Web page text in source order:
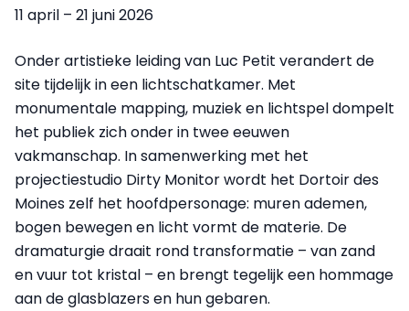
11 april – 21 juni 2026
Onder artistieke leiding van Luc Petit verandert de
site tijdelijk in een lichtschatkamer. Met
monumentale mapping, muziek en lichtspel dompelt
het publiek zich onder in twee eeuwen
vakmanschap. In samenwerking met het
projectiestudio Dirty Monitor wordt het Dortoir des
Moines zelf het hoofdpersonage: muren ademen,
bogen bewegen en licht vormt de materie. De
dramaturgie draait rond transformatie – van zand
en vuur tot kristal – en brengt tegelijk een hommage
aan de glasblazers en hun gebaren.